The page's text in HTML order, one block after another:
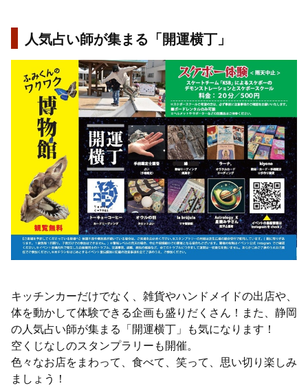
人気占い師が集まる「開運横丁」
キッチンカーだけでなく、雑貨やハンドメイドの出店や、
体を動かして体験できる企画も盛りだくさん！また、静岡
の人気占い師が集まる「開運横丁」も気になります！
空くじなしのスタンプラリーも開催。
色々なお店をまわって、食べて、笑って、思い切り楽しみ
ましょう！